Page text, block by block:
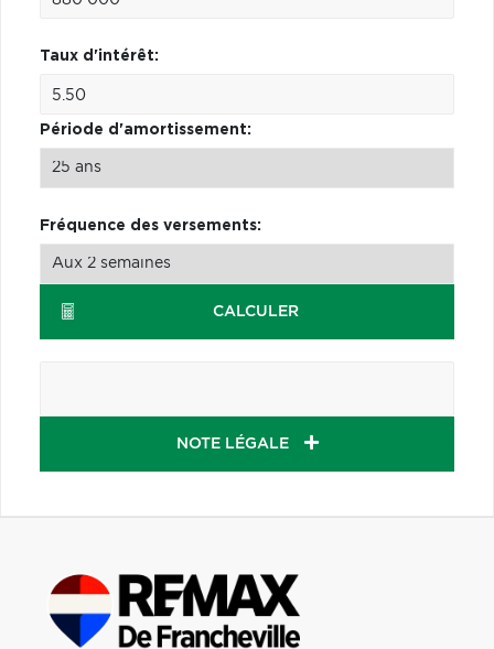
Taux d'intérêt:
Période d'amortissement:
Fréquence des versements:
CALCULER
NOTE LÉGALE